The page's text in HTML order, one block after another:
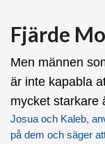
Fjärde
Men männen
är inte kapabla
mycket starkare
Josua och Kaleb,
på dem och säger